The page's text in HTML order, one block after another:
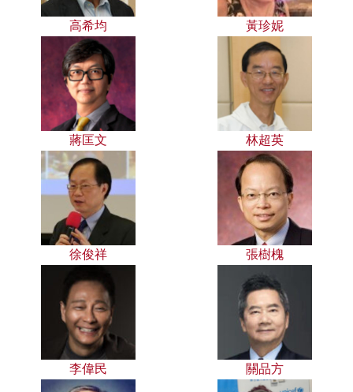
高希均 黃珍妮
蔣匡文 林超英
徐俊祥 張樹槐
李偉民 關品方